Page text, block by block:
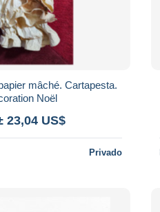
mâché. Cartapesta.
Noël
23,04 US$
Privado